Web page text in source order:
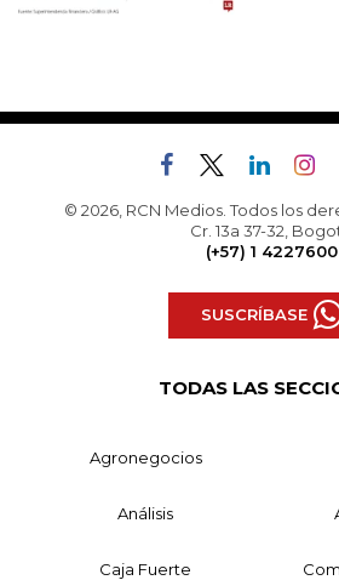
© 2026, RCN Medios. Todos los
Cr. 13a 37-32,
(+57) 1 4227600
SUSCRÍBASE
TODAS LAS
Agronegocios
Análisis
Caja Fuerte